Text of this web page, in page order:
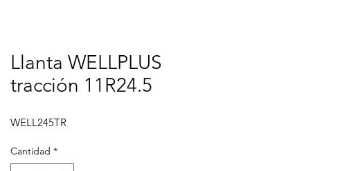
Llanta WELLPLUS
tracción 11R24.5
WELL245TR
Cantidad *